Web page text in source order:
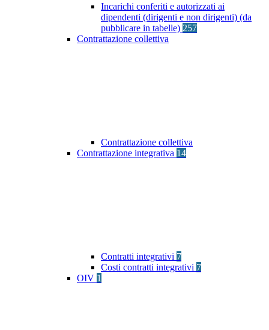
Incarichi conferiti e autorizzati ai
dipendenti (dirigenti e non dirigenti) (da
pubblicare in tabelle) 257
Contrattazione collettiva
Contrattazione collettiva
Contrattazione integrativa 14
Contratti integrativi 7
Costi contratti integrativi 7
OIV 1